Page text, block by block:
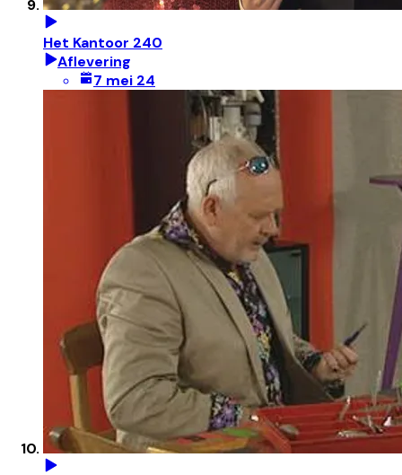
Het Kantoor 240
Aflevering
7 mei 24